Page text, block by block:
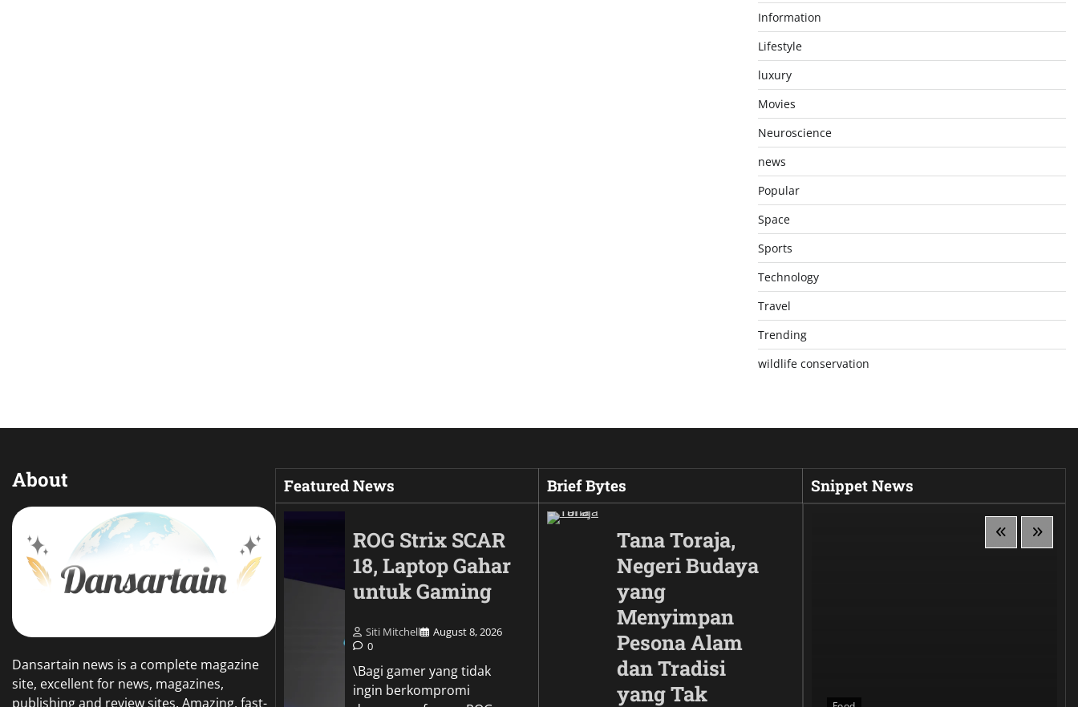
Information
Lifestyle
luxury
Movies
Neuroscience
news
Popular
Space
Sports
Technology
Travel
Trending
wildlife conservation
About
Dansartain news is a complete magazine
site, excellent for news, magazines,
publishing and review sites. Amazing, fast-
Featured News
ROG Strix SCAR
18, Laptop Gahar
untuk Gaming
Siti Mitchell
August 8, 2026
0
\Bagi gamer yang tidak
ingin berkompromi
Brief Bytes
Tana Toraja,
Negeri Budaya
yang
Menyimpan
Pesona Alam
dan Tradisi
yang Tak
Snippet News
Wujud Garuda dalam Siluet,